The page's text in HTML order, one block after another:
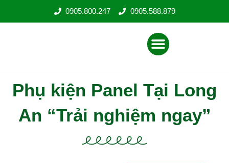
0905.800.247 0905.588.879
Menu
Phụ kiện Panel Tại Long
An “Trải nghiệm ngay”